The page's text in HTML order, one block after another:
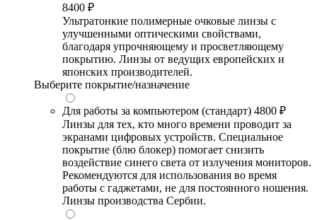
8400 ₽
Ультратонкие полимерные очковые линзы с
улучшенными оптическими свойствами,
благодаря упрочняющему и просветляющему
покрытию. Линзы от ведущих европейских и
японских производителей.
Выберите покрытие/назначение
Для работы за компьютером (стандарт) 4800 ₽
Линзы для тех, кто много времени проводит за
экранами цифровых устройств. Специальное
покрытие (блю блокер) помогает снизить
воздействие синего света от излучения мониторов.
Рекомендуются для использования во время
работы с гаджетами, не для постоянного ношения.
Линзы производства Сербии.